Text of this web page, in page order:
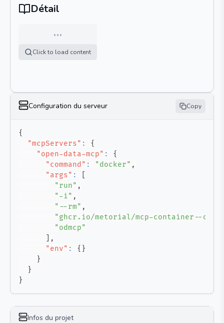
Détail
…
Click to load content
Configuration du serveur Copy
{
"mcpServers" :
{
"open-data-mcp" :
{
"command" : "docker" ,
"args" :
"run" ,
"-i" ,
"--rm" ,
"ghcr.io/metorial/mcp-container--
"odmcp"
,
"env" : { }
}
}
}
Infos du projet